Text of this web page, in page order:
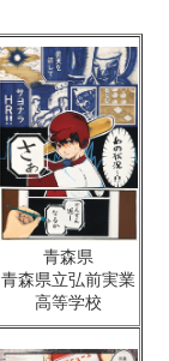
青森県
青森県立弘前実業
高等学校